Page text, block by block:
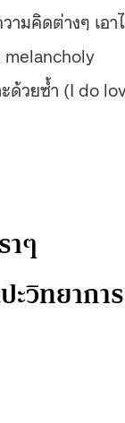
ามคิดต่างๆ เอา
melancholy
ด้วยซ้ำ (I do
าๆ
วิทยาการ